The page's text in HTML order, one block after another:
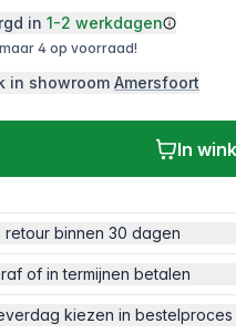
in 1-2 werkdagen
4 op voorraad!
in showroomAmersfoort
In
retour binnen 30 dagen
of in termijnen betalen
kiezen in bestelproces